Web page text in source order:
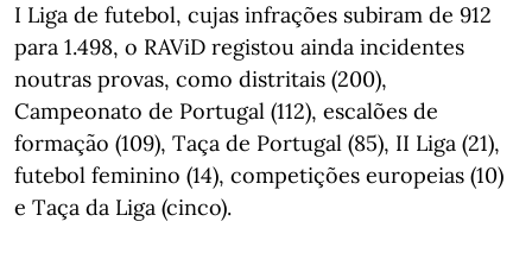
I Liga de futebol, cujas infrações subiram de 912
para 1.498, o RAViD registou ainda incidentes
noutras provas, como distritais (200),
Campeonato de Portugal (112), escalões de
formação (109), Taça de Portugal (85), II Liga (21),
futebol feminino (14), competições europeias (10)
e Taça da Liga (cinco).